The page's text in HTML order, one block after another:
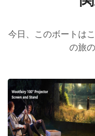
今日、このボートは
の旅